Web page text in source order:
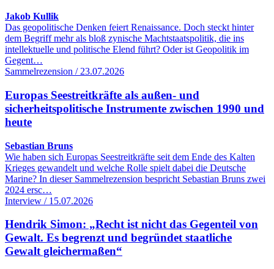
Jakob Kullik
Das geopolitische Denken feiert Renaissance. Doch steckt hinter
dem Begriff mehr als bloß zynische Machtstaatspolitik, die ins
intellektuelle und politische Elend führt? Oder ist Geopolitik im
Gegent…
Sammelrezension / 23.07.2026
Europas Seestreitkräfte als außen- und
sicherheitspolitische Instrumente zwischen 1990 und
heute
Sebastian Bruns
Wie haben sich Europas Seestreitkräfte seit dem Ende des Kalten
Krieges gewandelt und welche Rolle spielt dabei die Deutsche
Marine? In dieser Sammelrezension bespricht Sebastian Bruns zwei
2024 ersc…
Interview / 15.07.2026
Hendrik Simon: „Recht ist nicht das Gegenteil von
Gewalt. Es begrenzt und begründet staatliche
Gewalt gleichermaßen“